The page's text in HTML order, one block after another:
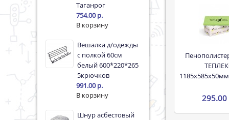
Таганрог
754.00 р.
Вешалка д/одежды
c полкой 60см
белый 600*220*265
5крючков
991.00 р.
Шнур асбестовый
Пенополистерол XPS
295.00